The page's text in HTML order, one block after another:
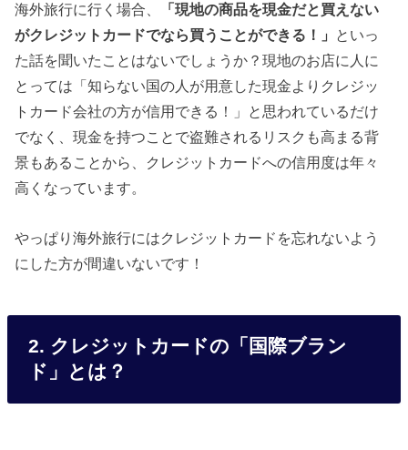
海外旅行に行く場合、
「現地の商品を現金だと買えない
がクレジットカードでなら買うことができる！」 といっ
た話を聞いたことはないでしょうか？現地のお店に人に
とっては「知らない国の人が用意した現金よりクレジッ
トカード会社の方が信用できる！」と思われているだけ
でなく、現金を持つことで盗難されるリスクも高まる背
景もあることから、クレジットカードへの信用度は年々
高くなっています。
やっぱり海外旅行にはクレジットカードを忘れないよう
にした方が間違いないです！
2. クレジットカードの「国際ブラン
ド」とは？